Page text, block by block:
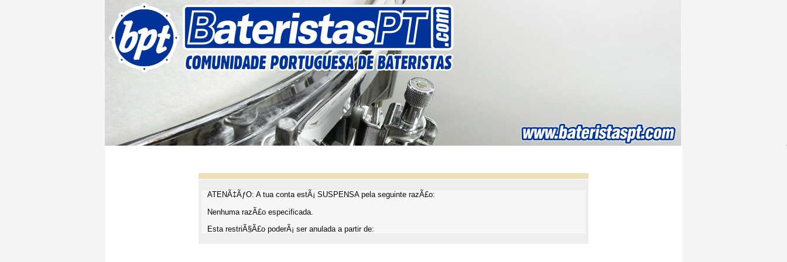
ATENÃ‡ÃƒO: A tua conta estÃ¡ SUSPENSA pela seguinte razÃ£o:
Nenhuma razÃ£o especificada.
Esta restriÃ§Ã£o poderÃ¡ ser anulada a partir de: